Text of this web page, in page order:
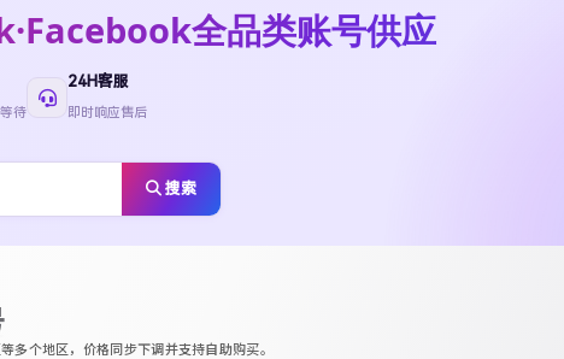
全品类账号供应
待
24H客服
即时响应售后
搜索
个地区，价格同步下调并支持自助购买。